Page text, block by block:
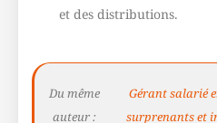
et des distributions.
Du même
auteur :
Gérant salarié
surprenants et